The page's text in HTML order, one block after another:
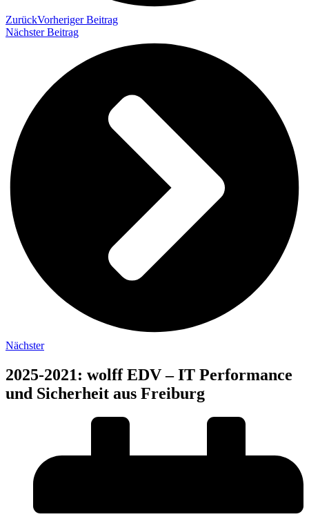
ZurückVorheriger Beitrag
Nächster Beitrag
Nächster
2025-2021: wolff EDV – IT Performance
und Sicherheit aus Freiburg